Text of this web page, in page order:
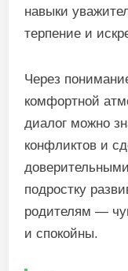
навыки
терпение и
Через
комфортной
диалог можно
конфликтов и
подростку
родителям —
и спокойны.